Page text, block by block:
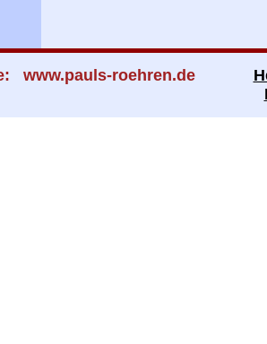
www.pauls-roehren.de